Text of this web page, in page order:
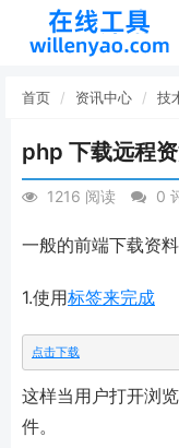
首页 资讯中心 技
php 下载远程
1216 阅读 0
一般的前端下载资料
1.使用标签来完成
点击下载
这样当用户打开浏
件。